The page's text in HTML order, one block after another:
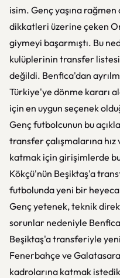
isim. Genç yaşına
dikkatleri üzerine çeken
giymeyi başarmıştı. Bu
kulüplerinin transfer
değildi. Benfica'dan
Türkiye'ye dönme kararı
için en uygun seçenek
Genç futbolcunun bu
transfer çalışmalarına
katmak için girişimlerde
Kökçü'nün Beşiktaş'a
futbolunda yeni bir
Genç yetenek, teknik
sorunlar nedeniyle
Beşiktaş'a transferiyle
Fenerbahçe ve
kadrolarına katmak